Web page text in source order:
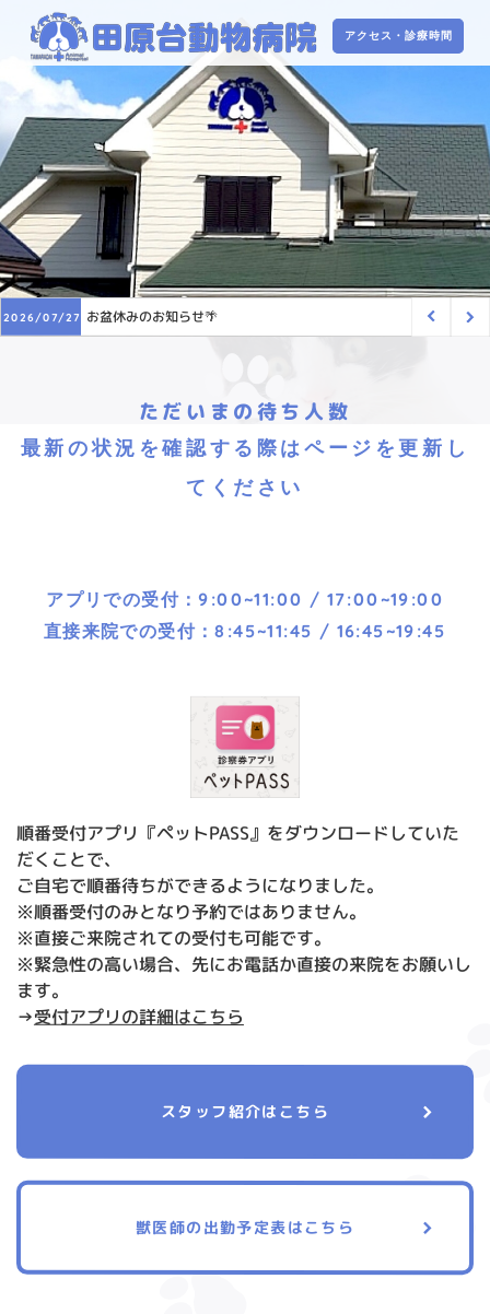
アクセス・診療時間
2026/07/27 お盆休みのお知らせ🌴
ただいまの待ち人数
最新の状況を確認する際はページを更新し
てください
アプリでの受付：9:00~11:00 / 17:00~19:00
直接来院での受付：8:45~11:45 / 16:45~19:45
順番受付アプリ『ペットPASS』をダウンロードしていた
だくことで、
ご自宅で順番待ちができるようになりました。
※順番受付のみとなり予約ではありません。
※直接ご来院されての受付も可能です。
※緊急性の高い場合、先にお電話か直接の来院をお願いし
ます。
→受付アプリの詳細はこちら
スタッフ紹介はこちら
獣医師の出勤予定表はこちら
アクセス・診療時間